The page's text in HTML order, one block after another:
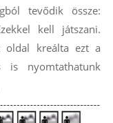
tevődik össze:
kell játszani.
oldal kreálta ezt a
nyomtathatunk